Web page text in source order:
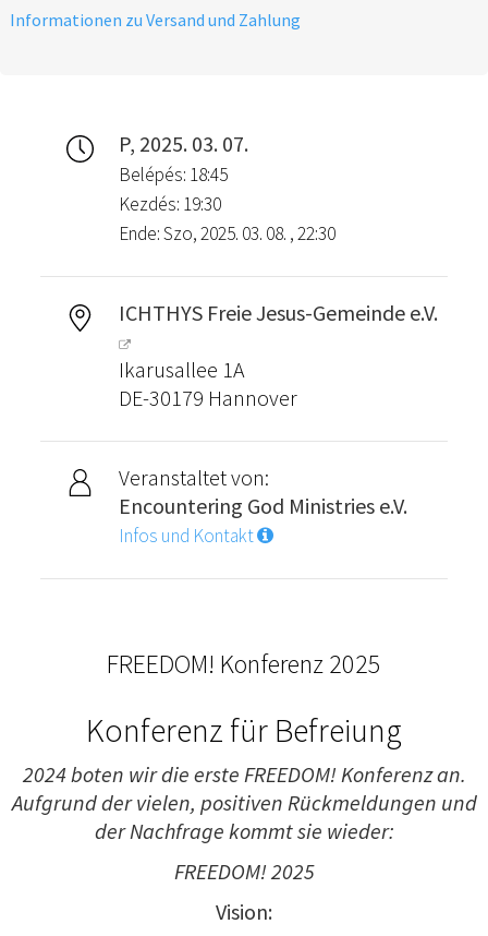
Informationen zu Versand und Zahlung
P, 2025. 03. 07.
Belépés: 18:45
Kezdés: 19:30
Ende: Szo, 2025. 03. 08. , 22:30
ICHTHYS Freie Jesus-Gemeinde e.V.
Ikarusallee 1A
DE-30179 Hannover
Veranstaltet von:
Encountering God Ministries e.V.
Infos und Kontakt
FREEDOM! Konferenz 2025
Konferenz für Befreiung
2024 boten wir die erste FREEDOM! Konferenz an.
Aufgrund der vielen, positiven Rückmeldungen und
der Nachfrage kommt sie wieder:
FREEDOM! 2025
Vision: